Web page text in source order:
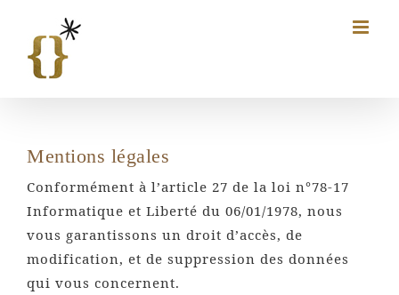
contenu
Mentions légales
Conformément à l’article 27 de la loi n°78-17
Informatique et Liberté du 06/01/1978, nous
vous garantissons un droit d’accès, de
modification, et de suppression des données
qui vous concernent.